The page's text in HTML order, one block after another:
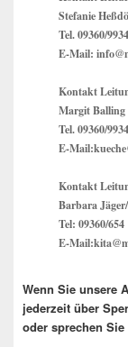
Stefanie
Tel. 09360/
E-Mail:
Kontakt
Margit Balling
Tel. 09360/
E-
Kontakt
Barbara
Tel: 09360/654
E-
Wenn Sie unsere
jederzeit über
oder sprechen